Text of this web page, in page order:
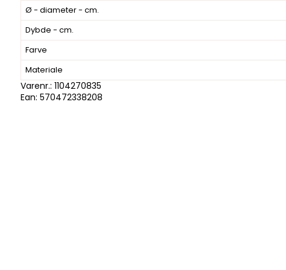
Ø - diameter - cm.
Dybde - cm.
Farve
Materiale
Varenr.: 1104270835
Ean: 570472338208